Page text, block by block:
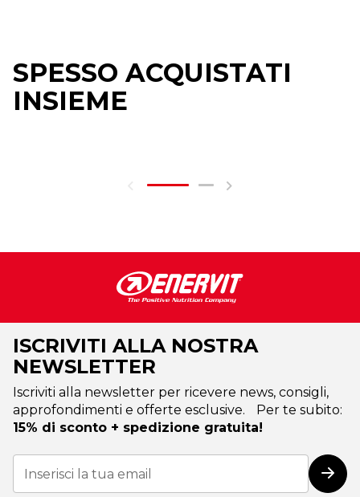
SPESSO ACQUISTATI
INSIEME
ISCRIVITI ALLA NOSTRA
NEWSLETTER
Iscriviti alla newsletter per ricevere news, consigli,
approfondimenti e offerte esclusive. Per te subito:
15% di sconto + spedizione gratuita!
Iscriviti
alla
nostra